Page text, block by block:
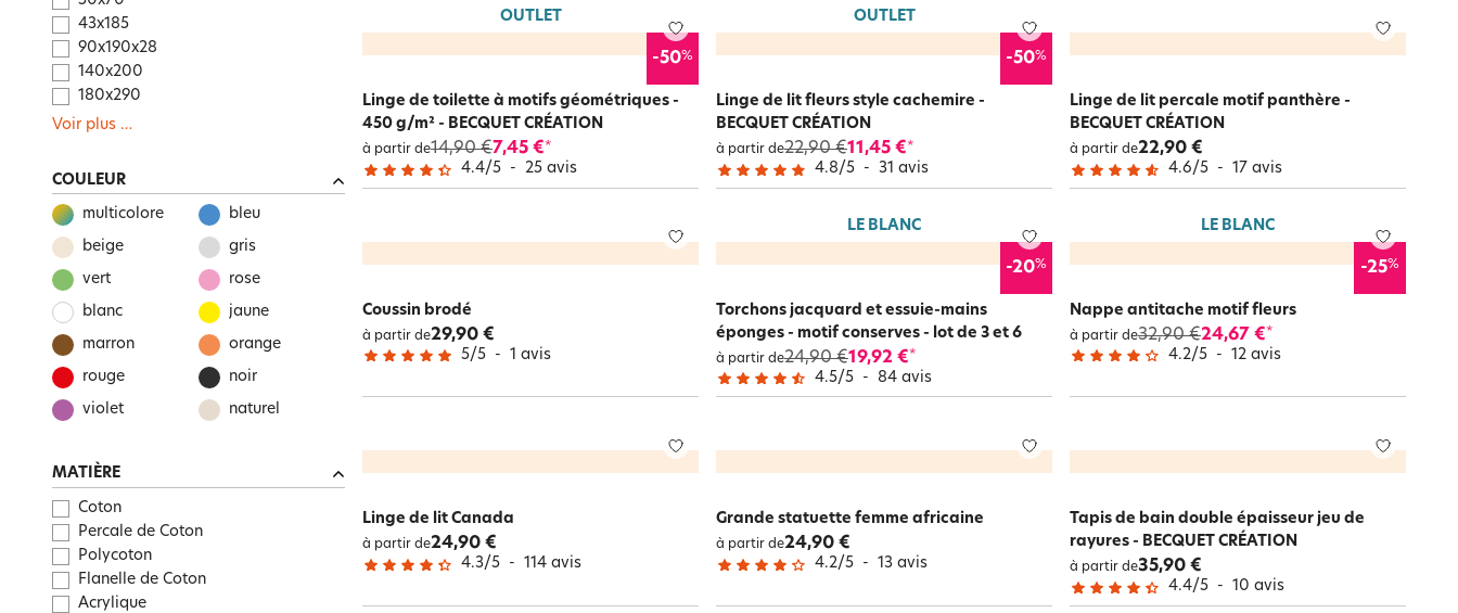
43x185
90x190x28
140x200
180x290
Voir plus …
COULEUR
multicolore
bleu
beige
gris
vert
rose
blanc
jaune
marron
orange
rouge
noir
violet
naturel
MATIÈRE
Coton
Percale de Coton
Polycoton
Flanelle de Coton
Acrylique
OUTLET
-50%
Linge de toilette à motifs géométriques -
450 g/m² - BECQUET CRÉATION
à partir de14,90 €7,45 €*
4.4/5 - 25 avis
OUTLET
-50%
Linge de lit fleurs style cachemire -
BECQUET CRÉATION
à partir de22,90 €11,45 €*
4.8/5 - 31 avis
Linge de lit percale motif panthère -
BECQUET CRÉATION
à partir de22,90 €
4.6/5 - 17 avis
Coussin brodé
à partir de29,90 €
5/5 - 1 avis
LE BLANC
-20%
Torchons jacquard et essuie-mains
éponges - motif conserves - lot de 3 et 6
à partir de24,90 €19,92 €*
4.5/5 - 84 avis
LE BLANC
-25%
Nappe antitache motif fleurs
à partir de32,90 €24,67 €*
4.2/5 - 12 avis
Linge de lit Canada
à partir de24,90 €
4.3/5 - 114 avis
Grande statuette femme africaine
à partir de24,90 €
4.2/5 - 13 avis
Tapis de bain double épaisseur jeu de
rayures - BECQUET CRÉATION
à partir de35,90 €
4.4/5 - 10 avis